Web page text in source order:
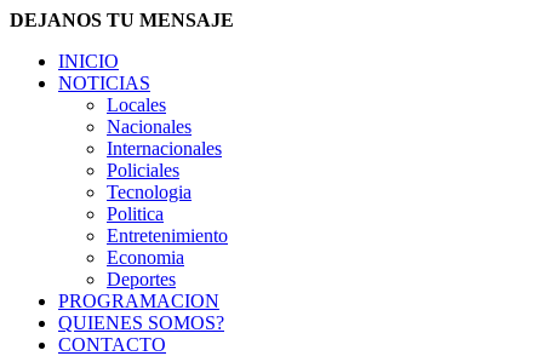
DEJANOS TU MENSAJE
INICIO
NOTICIAS
Locales
Nacionales
Internacionales
Policiales
Tecnologia
Politica
Entretenimiento
Economia
Deportes
PROGRAMACION
QUIENES SOMOS?
CONTACTO